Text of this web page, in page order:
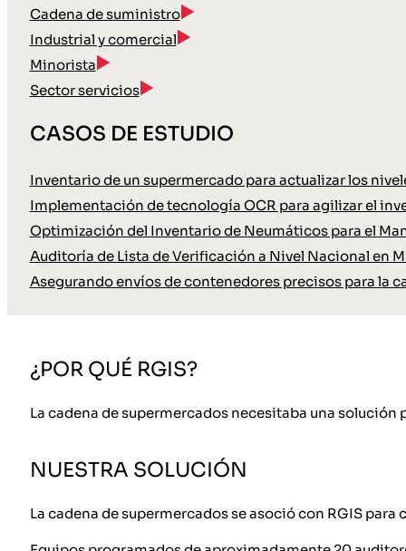
Cadena de suministro
Industrial y comercial
Minorista
Sector servicios
CASOS DE ESTUDIO
Inventario de un supermercado para actualizar los
Implementación de tecnología OCR para agilizar el
Optimización del Inventario de Neumáticos para el
Auditoría de Lista de Verificación a Nivel Nacional en
Asegurando envíos de contenedores precisos para la
¿POR QUÉ RGIS?
La cadena de supermercados necesitaba una
NUESTRA SOLUCIÓN
La cadena de supermercados se asoció con RGIS